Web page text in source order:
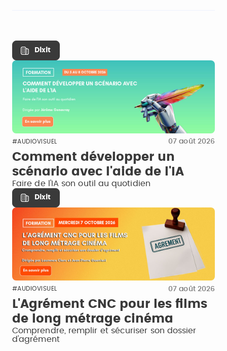
Dixit
#AUDIOVISUEL 07 août 2026
Comment développer un
scénario avec l'aide de l'IA
Faire de l'IA son outil au quotidien
Dixit
#AUDIOVISUEL 07 août 2026
L'Agrément CNC pour les films
de long métrage cinéma
Comprendre, remplir et sécuriser son dossier
d'agrément